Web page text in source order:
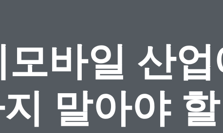
바일 산업
말아야